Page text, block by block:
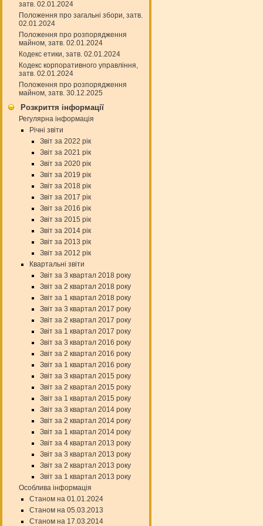
затв. 02.01.2024
Положення про загальні збори, затв.
02.01.2024
Положення про розпорядження
майном, затв. 02.01.2024
Кодекс етики, затв. 02.01.2024
Кодекс корпоративного управління,
затв. 02.01.2024
Положення про розпорядження
майном, затв. 30.12.2025
Розкриття інформації
Регулярна інформація
Річні звіти
Звіт за 2022 рік
Звіт за 2021 рік
Звіт за 2020 рік
Звіт за 2019 рік
Звіт за 2018 рік
Звіт за 2017 рік
Звіт за 2016 рік
Звіт за 2015 рік
Звіт за 2014 рік
Звіт за 2013 рік
Звіт за 2012 рік
Квартальні звіти
Звіт за 3 квартал 2018 року
Звіт за 2 квартал 2018 року
Звіт за 1 квартал 2018 року
Звіт за 3 квартал 2017 року
Звіт за 2 квартал 2017 року
Звіт за 1 квартал 2017 року
Звіт за 3 квартал 2016 року
Звіт за 2 квартал 2016 року
Звіт за 1 квартал 2016 року
Звіт за 3 квартал 2015 року
Звіт за 2 квартал 2015 року
Звіт за 1 квартал 2015 року
Звіт за 3 квартал 2014 року
Звіт за 2 квартал 2014 року
Звіт за 1 квартал 2014 року
Звіт за 4 квартал 2013 року
Звіт за 3 квартал 2013 року
Звіт за 2 квартал 2013 року
Звіт за 1 квартал 2013 року
Особлива інформація
Станом на 01.01.2024
Станом на 05.03.2013
Станом на 17.03.2014